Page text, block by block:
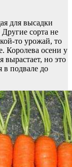
для высадки
сорта не
то урожай, то
Королева осени у
вырастает, но это
в подвале до